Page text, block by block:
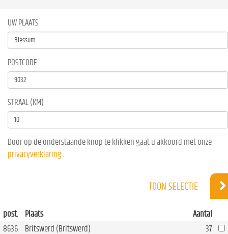
UW PLAATS
POSTCODE
STRAAL (KM)
Door op de onderstaande knop te klikken gaat u akkoord met onze
privacyverklaring
TOON SELECTIE
post. Plaats
Aantal
8636
Britswerd (Britswerd)
37